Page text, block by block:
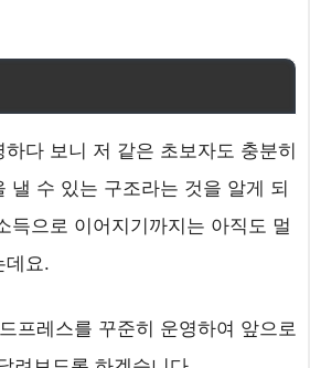
다 보니 저 같은 초보자도 충분히
낼 수 있는 구조라는 것을 알게 되
득으로 이어지기까지는 아직도 멀
데요.
프레스를 꾸준히 운영하여 앞으로